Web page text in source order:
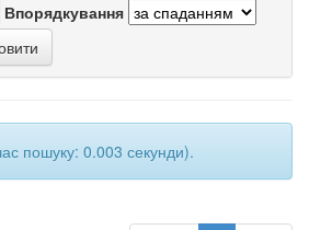
Впорядкування
пошуку: 0.003 секунди).